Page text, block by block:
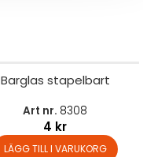
Barglas stapelbart
Art nr. 8308
4 kr
LÄGG TILL I VARUKORG